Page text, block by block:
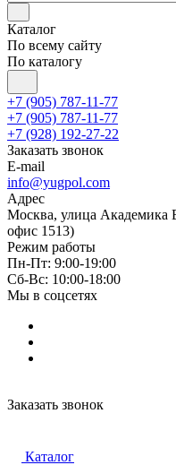
Каталог
По всему сайту
По каталогу
+7 (905) 787-11-77
+7 (905) 787-11-77
+7 (928) 192-27-22
Заказать звонок
E-mail
info@yugpol.com
Адрес
Москва, улица Академика
офис 1513)
Режим работы
Пн-Пт: 9:00-19:00
Cб-Вс: 10:00-18:00
Мы в соцсетях
Заказать звонок
Каталог